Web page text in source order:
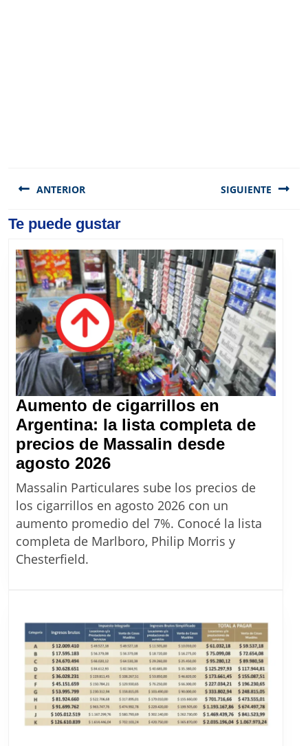
de
ANTERIOR
Previous
SIGUIENTE
Te puede gustar
Aumento de cigarrillos en
Argentina: la lista completa de
precios de Massalin desde
agosto 2026Aumento
de
cigarrillos
en
Argentina:
precios
de
Massalin
desde
agosto
2026
Massalin Particulares sube los precios de
los cigarrillos en agosto 2026 con un
aumento promedio del 7%. Conocé la lista
completa de Marlboro, Philip Morris y
Chesterfield.